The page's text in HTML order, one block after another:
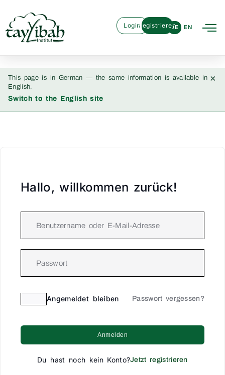
DE EN
LoginRegistrieren
This page is in German — the same information is available in
English.
Switch to the English site
×
Hallo, willkommen zurück!
Angemeldet bleiben Passwort vergessen?
Anmelden
Du hast noch kein Konto?Jetzt registrieren